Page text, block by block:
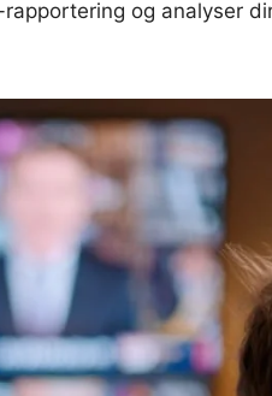
og analyser